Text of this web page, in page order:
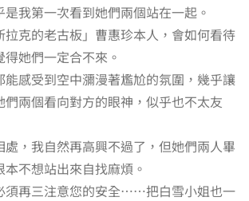
我第一次看到她們兩個站在一起。
拉克的老古板」曹惠珍本人，會如何看待
她們一定合不來。
能感受到空中瀰漫著尷尬的氛圍，幾乎讓
們兩個看向對方的眼神，似乎也不太友
處，我自然再高興不過了，但她們兩人畢
不想站出來自找麻煩。
須再三注意您的安全……把白雪小姐也一